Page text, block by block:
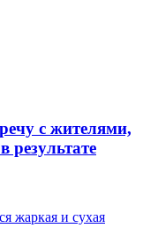
с жителями,
результате